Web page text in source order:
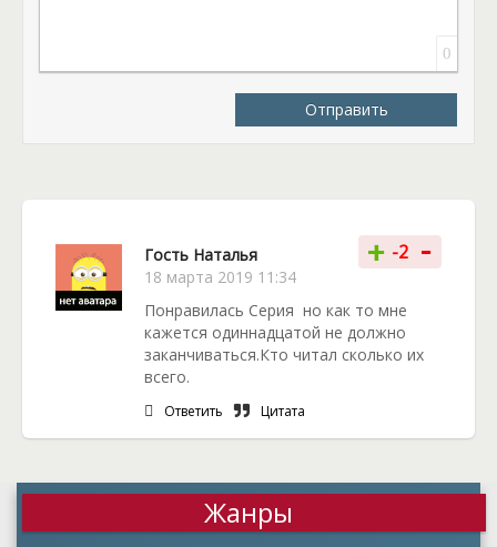
0
Отправить
Гость Наталья
18 марта 2019 11:34
+ -2 -
Понравилась Серия но как то мне
кажется одиннадцатой не должно
заканчиваться.Кто читал сколько их
всего.
Ответить Цитата
Жанры